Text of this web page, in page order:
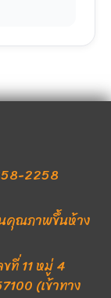
2258
คุณภาพขึ้นห้าง
ที่ 11 หมู่ 4
(เข้าทาง